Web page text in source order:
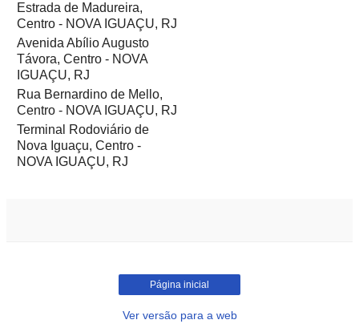
Estrada de Madureira,
Centro - NOVA IGUAÇU, RJ
Avenida Abílio Augusto
Távora, Centro - NOVA
IGUAÇU, RJ
Rua Bernardino de Mello,
Centro - NOVA IGUAÇU, RJ
Terminal Rodoviário de
Nova Iguaçu, Centro -
NOVA IGUAÇU, RJ
Página inicial
Ver versão para a web